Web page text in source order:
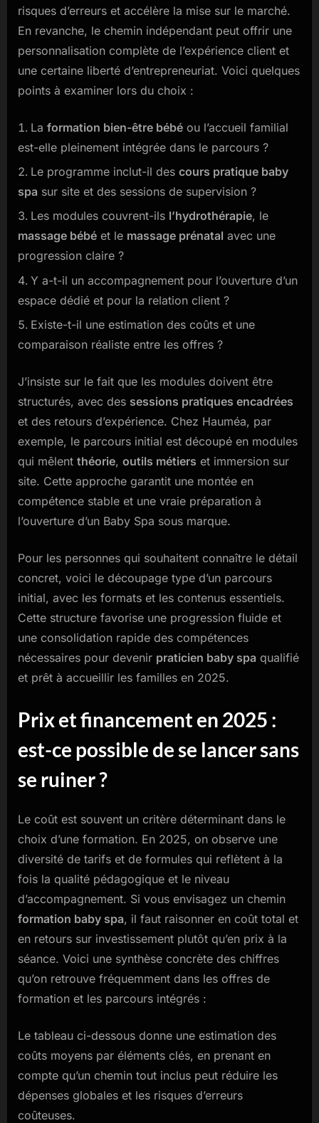
risques d’erreurs et accélère la mise sur le marché.
En revanche, le chemin indépendant peut offrir une
personnalisation complète de l’expérience client et
une certaine liberté d’entrepreneuriat. Voici quelques
points à examiner lors du choix :
La formation bien-être bébé ou l’accueil familial
est-elle pleinement intégrée dans le parcours ?
Le programme inclut-il des cours pratique baby
spa sur site et des sessions de supervision ?
Les modules couvrent-ils l’hydrothérapie, le
massage bébé et le massage prénatal avec une
progression claire ?
Y a-t-il un accompagnement pour l’ouverture d’un
espace dédié et pour la relation client ?
Existe-t-il une estimation des coûts et une
comparaison réaliste entre les offres ?
J’insiste sur le fait que les modules doivent être
structurés, avec des sessions pratiques encadrées
et des retours d’expérience. Chez Hauméa, par
exemple, le parcours initial est découpé en modules
qui mêlent théorie, outils métiers et immersion sur
site. Cette approche garantit une montée en
compétence stable et une vraie préparation à
l’ouverture d’un Baby Spa sous marque.
Pour les personnes qui souhaitent connaître le détail
concret, voici le découpage type d’un parcours
initial, avec les formats et les contenus essentiels.
Cette structure favorise une progression fluide et
une consolidation rapide des compétences
nécessaires pour devenir praticien baby spa qualifié
et prêt à accueillir les familles en 2025.
Prix et financement en 2025 :
est-ce possible de se lancer sans
se ruiner ?
Le coût est souvent un critère déterminant dans le
choix d’une formation. En 2025, on observe une
diversité de tarifs et de formules qui reflètent à la
fois la qualité pédagogique et le niveau
d’accompagnement. Si vous envisagez un chemin
formation baby spa, il faut raisonner en coût total et
en retours sur investissement plutôt qu’en prix à la
séance. Voici une synthèse concrète des chiffres
qu’on retrouve fréquemment dans les offres de
formation et les parcours intégrés :
Le tableau ci-dessous donne une estimation des
coûts moyens par éléments clés, en prenant en
compte qu’un chemin tout inclus peut réduire les
dépenses globales et les risques d’erreurs
coûteuses.